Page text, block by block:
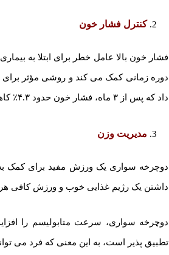
کنترل فشار خون
فشار خون بالا عامل خطر برای ابتلا به
داد که پس از ۳ ماه، فشار خون حدود ۴.۳٪ کاهش یافت و بعد از ۶ ماه، حدود ۱۱.۸٪ کاهش داشت.
مدیریت وزن
دوچرخه سواری یک ورزش مفید برای کمک
داشتن یک رژیم غذایی خوب و ورزش کافی هر
دوچرخه سواری، سرعت متابولیسم را
تطبیق پذیر است، به این معنی که فرد می